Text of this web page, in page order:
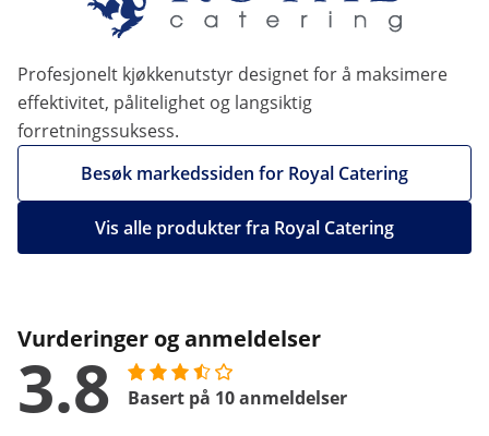
Profesjonelt kjøkkenutstyr designet for å maksimere
effektivitet, pålitelighet og langsiktig
forretningssuksess.
Besøk markedssiden for Royal Catering
Vis alle produkter fra Royal Catering
Vurderinger og anmeldelser
3.8 Basert på 10 anmeldelser